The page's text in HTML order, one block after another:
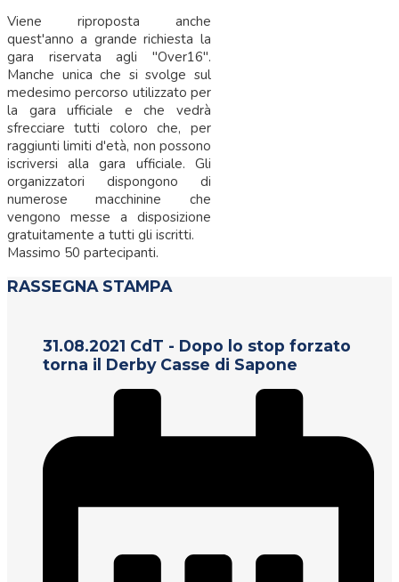
Viene riproposta anche
quest'anno a grande richiesta la
gara riservata agli "Over16".
Manche unica che si svolge sul
medesimo percorso utilizzato per
la gara ufficiale e che vedrà
sfrecciare tutti coloro che, per
raggiunti limiti d'età, non possono
iscriversi alla gara ufficiale. Gli
organizzatori dispongono di
numerose macchinine che
vengono messe a disposizione
gratuitamente a tutti gli iscritti.
Massimo 50 partecipanti.
RASSEGNA STAMPA
31.08.2021 CdT - Dopo lo stop forzato
torna il Derby Casse di Sapone